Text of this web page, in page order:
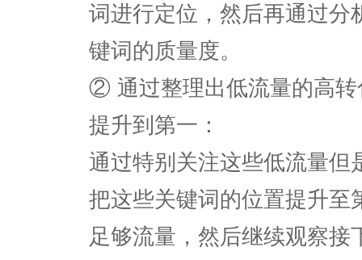
词进行定位，然后再通过分
键词的质量度。
② 通过整理出低流量的高
提升到第一：
通过特别关注这些低流量但
把这些关键词的位置提升至
足够流量，然后继续观察